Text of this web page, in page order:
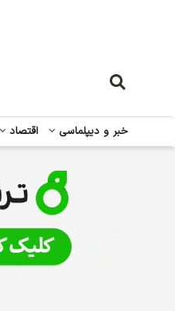
خبر و دیپلماسی اقتصاد